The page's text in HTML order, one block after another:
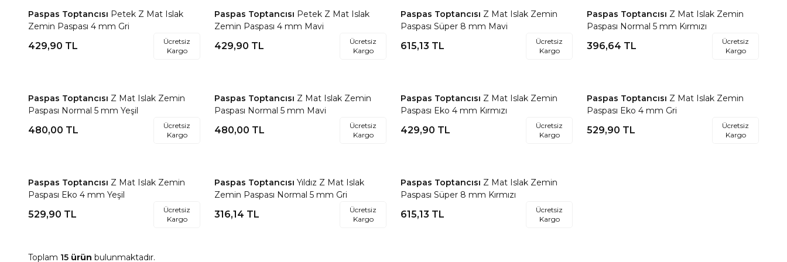
Favorilere Ekle
Paspas Toptancısı Petek Z Mat Islak
Zemin Paspası 4 mm Gri
429,90 TL
Ücretsiz
Kargo
Favorilere Ekle
Paspas Toptancısı Petek Z Mat Islak
Zemin Paspası 4 mm Mavi
429,90 TL
Ücretsiz
Kargo
Favorilere Ekle
Paspas Toptancısı Z Mat Islak Zemin
Paspası Süper 8 mm Mavi
615,13 TL
Ücretsiz
Kargo
Favorilere Ekle
Paspas Toptancısı Z Mat Islak Zemin
Paspası Normal 5 mm Kırmızı
396,64 TL
Ücretsiz
Kargo
Favorilere Ekle
Paspas Toptancısı Z Mat Islak Zemin
Paspası Normal 5 mm Yeşil
480,00 TL
Ücretsiz
Kargo
Favorilere Ekle
Paspas Toptancısı Z Mat Islak Zemin
Paspası Normal 5 mm Mavi
480,00 TL
Ücretsiz
Kargo
Favorilere Ekle
Paspas Toptancısı Z Mat Islak Zemin
Paspası Eko 4 mm Kırmızı
429,90 TL
Ücretsiz
Kargo
Favorilere Ekle
Paspas Toptancısı Z Mat Islak Zemin
Paspası Eko 4 mm Gri
529,90 TL
Ücretsiz
Kargo
Favorilere Ekle
Paspas Toptancısı Z Mat Islak Zemin
Paspası Eko 4 mm Yeşil
529,90 TL
Ücretsiz
Kargo
Favorilere Ekle
Paspas Toptancısı Yıldız Z Mat Islak
Zemin Paspası Normal 5 mm Gri
316,14 TL
Ücretsiz
Kargo
Favorilere Ekle
Paspas Toptancısı Z Mat Islak Zemin
Paspası Süper 8 mm Kırmızı
615,13 TL
Ücretsiz
Kargo
Toplam 15 ürün bulunmaktadır.